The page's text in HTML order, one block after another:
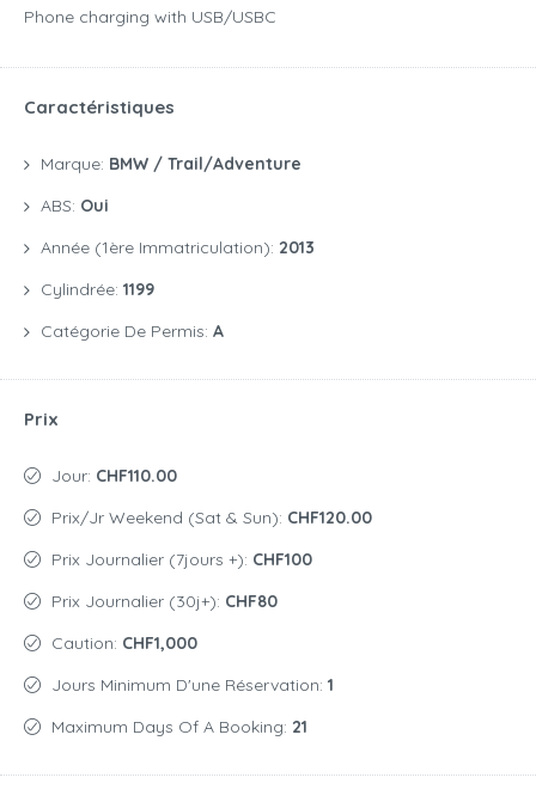
Phone charging with USB/USBC
Caractéristiques
Marque: BMW / Trail/Adventure
ABS: Oui
Année (1ère Immatriculation): 2013
Cylindrée: 1199
Catégorie De Permis: A
Prix
Jour: CHF110.00
Prix/jr Weekend (Sat & Sun): CHF120.00
Prix Journalier (7jours +): CHF100
Prix Journalier (30j+): CHF80
Caution: CHF1,000
Jours Minimum D'une Réservation: 1
Maximum Days Of A Booking: 21